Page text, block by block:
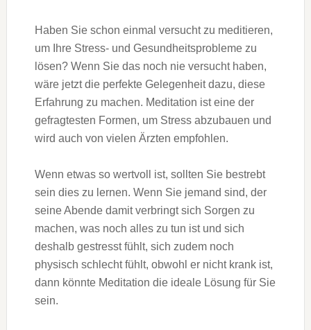
Haben Sie schon einmal versucht zu meditieren,
um Ihre Stress- und Gesundheitsprobleme zu
lösen? Wenn Sie das noch nie versucht haben,
wäre jetzt die perfekte Gelegenheit dazu, diese
Erfahrung zu machen. Meditation ist eine der
gefragtesten Formen, um Stress abzubauen und
wird auch von vielen Ärzten empfohlen.
Wenn etwas so wertvoll ist, sollten Sie bestrebt
sein dies zu lernen. Wenn Sie jemand sind, der
seine Abende damit verbringt sich Sorgen zu
machen, was noch alles zu tun ist und sich
deshalb gestresst fühlt, sich zudem noch
physisch schlecht fühlt, obwohl er nicht krank ist,
dann könnte Meditation die ideale Lösung für Sie
sein.